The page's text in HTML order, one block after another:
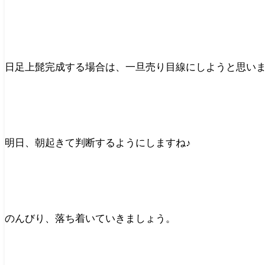
日足上髭完成する場合は、一旦売り目線にしようと思い
明日、朝起きて判断するようにしますね♪
のんびり、落ち着いていきましょう。